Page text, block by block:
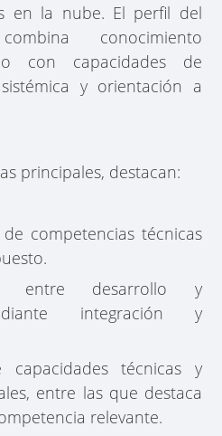
en la nube. El perfil del
conocimiento
con capacidades de
y orientación a
principales, destacan:
competencias técnicas
entre desarrollo y
integración y
técnicas y
entre las que destaca
relevante.